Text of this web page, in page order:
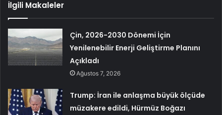
İlgili Makaleler
Çin, 2026-2030 Dönemi İçin
Yenilenebilir Enerji Geliştirme Planını
Açıkladı
Ağustos 7, 2026
Trump: İran ile anlaşma büyük ölçüde
müzakere edildi, Hürmüz Boğazı